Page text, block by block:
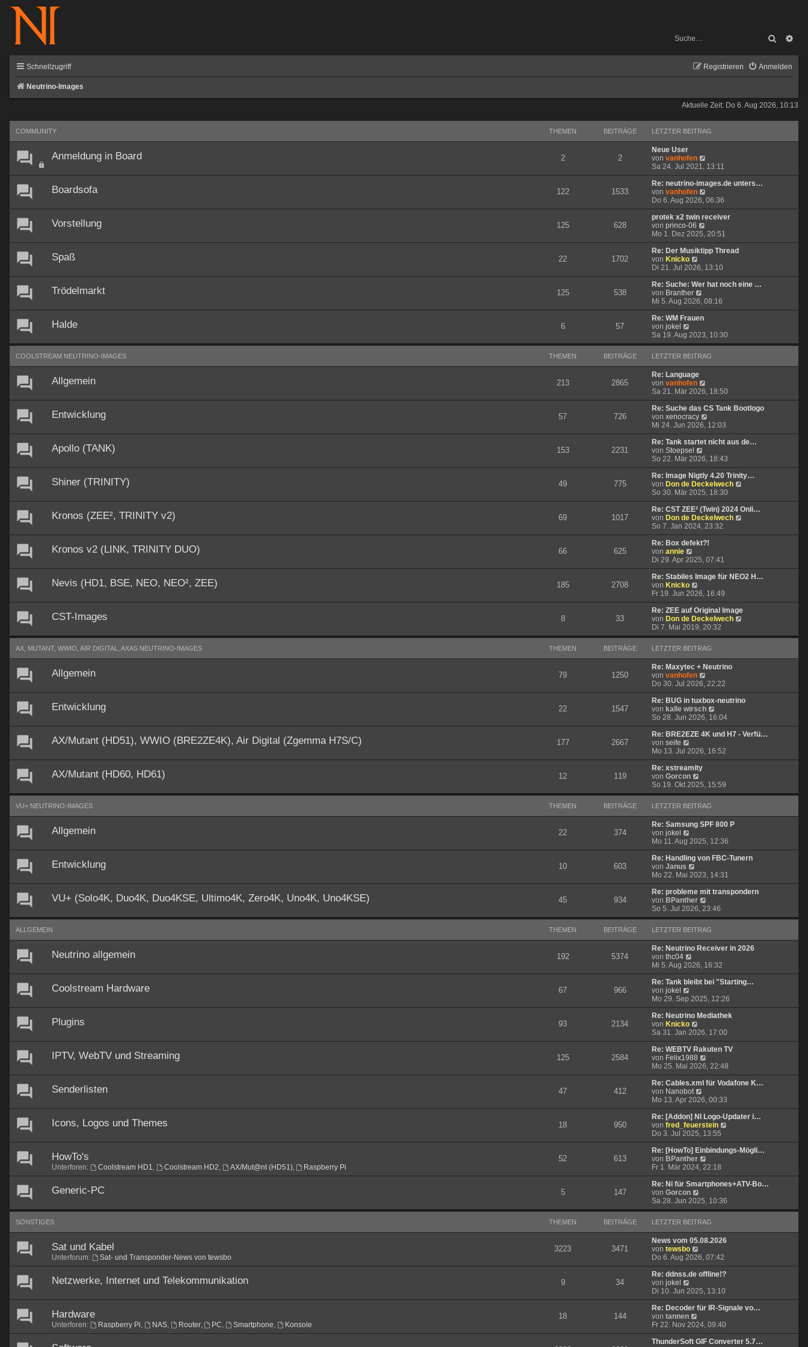
Suche
Schnellzugriff Anmelden
Registrieren
Neutrino-Images
Aktuelle Zeit: Do 6. Aug 2026, 10:13
COMMUNITY THEMEN BEITRÄGE LETZTER BEITRAG
Anmeldung in Board 2 2
Neue User
von vanhofen
e
u
e
t
e
r
e
i
t
a
g
Sa 24. Jul 2021, 13:11
Boardsofa 122 1533
Re: neutrino-images.de unters…
von vanhofen
e
u
e
t
e
r
e
i
t
a
g
Do 6. Aug 2026, 06:36
Vorstellung 125 628
protek x2 twin receiver
von princo-06
e
u
e
t
e
r
e
i
g
Mo 1. Dez 2025, 20:51
Spaß 22 1702
Re: Der Musiktipp Thread
von Knicko
e
u
e
s
t
e
r
e
i
r
a
g
Di 21. Jul 2026, 13:10
Trödelmarkt 125 538
Re: Suche: Wer hat noch eine …
von Branther
e
u
e
t
e
B
e
t
r
a
g
Mi 5. Aug 2026, 08:16
Halde 6 57
Re: WM Frauen
von jokel
e
u
s
t
e
r
B
e
i
t
r
a
g
Sa 19. Aug 2023, 10:30
COOLSTREAM NEUTRINO-IMAGES THEMEN BEITRÄGE LETZTER BEITRAG
Allgemein 213 2865
Re: Language
von vanhofen
e
u
e
s
e
r
e
i
t
r
a
g
Sa 21. Mär 2026, 18:50
Entwicklung 57 726
Re: Suche das CS Tank Bootlogo
von xenocracy
e
u
e
e
r
B
e
i
t
r
a
g
Mi 24. Jun 2026, 12:03
Apollo (TANK) 153 2231
Re: Tank startet nicht aus de…
von Stoepsel
e
u
e
s
t
e
r
B
e
i
t
a
g
So 22. Mär 2026, 18:43
Shiner (TRINITY) 49 775
Re: Image Nigtly 4.20 Trinity…
von Don de Deckelwech
u
e
e
i
t
g
So 30. Mär 2025, 18:30
Kronos (ZEE², TRINITY v2) 69 1017
Re: CST ZEE² (Twin) 2024 Onli…
von Don de Deckelwech
u
e
r
i
t
g
So 7. Jan 2024, 23:32
Kronos v2 (LINK, TRINITY DUO) 66 625
Re: Box defekt?!
von annie
e
u
e
s
t
e
r
B
e
i
r
a
g
Di 29. Apr 2025, 07:41
Nevis (HD1, BSE, NEO, NEO², ZEE) 185 2708
Re: Stabiles Image für NEO2 H…
von Knicko
e
u
e
s
t
e
B
e
i
t
r
a
g
Fr 19. Jun 2026, 16:49
CST-Images 8 33
Re: ZEE auf Original Image
von Don de Deckelwech
u
t
e
i
a
g
Di 7. Mai 2019, 20:32
AX, MUTANT, WWIO, AIR DIGITAL, AXAS NEUTRINO-IMAGES THEMEN BEITRÄGE LETZTER BEITRAG
Allgemein 79 1250
Re: Maxytec + Neutrino
von vanhofen
e
u
e
s
e
r
e
i
a
g
Do 30. Jul 2026, 22:22
Entwicklung 22 1547
Re: BUG in tuxbox-neutrino
von kalle wirsch
e
u
e
t
e
e
i
a
g
So 28. Jun 2026, 16:04
AX/Mutant (HD51), WWIO (BRE2ZE4K), Air Digital (Zgemma H7S/C) 177 2667
Re: BRE2EZE 4K und H7 - Verfü…
von seife
e
u
e
s
t
e
B
e
i
r
a
g
Mo 13. Jul 2026, 16:52
AX/Mutant (HD60, HD61) 12 119
Re: xstreamity
von Gorcon
e
u
s
t
e
B
e
i
r
a
g
So 19. Okt 2025, 15:59
VU+ NEUTRINO-IMAGES THEMEN BEITRÄGE LETZTER BEITRAG
Allgemein 22 374
Re: Samsung SPF 800 P
von jokel
e
u
e
s
t
e
r
B
e
i
r
a
g
Mo 11. Aug 2025, 12:36
Entwicklung 10 603
Re: Handling von FBC-Tunern
von Janus
e
u
e
s
t
e
B
e
i
r
a
g
Mo 22. Mai 2023, 14:31
VU+ (Solo4K, Duo4K, Duo4KSE, Ultimo4K, Zero4K, Uno4K, Uno4KSE) 45 934
Re: probleme mit transpondern
von BPanther
e
u
s
t
e
B
e
i
r
a
g
So 5. Jul 2026, 23:46
ALLGEMEIN THEMEN BEITRÄGE LETZTER BEITRAG
Neutrino allgemein 192 5374
Re: Neutrino Receiver in 2026
von thc04
e
u
e
t
e
r
B
e
i
t
r
a
g
Mi 5. Aug 2026, 16:32
Coolstream Hardware 67 966
Re: Tank bleibt bei "Starting…
von jokel
e
u
e
s
t
e
r
B
e
i
t
r
a
g
Mo 29. Sep 2025, 12:26
Plugins 93 2134
Re: Neutrino Mediathek
von Knicko
e
u
e
s
t
e
r
B
e
i
t
r
a
g
Sa 31. Jan 2026, 17:00
IPTV, WebTV und Streaming 125 2584
Re: WEBTV Rakuten TV
von Felix1988
e
u
e
e
r
B
e
i
t
a
g
Mo 25. Mai 2026, 22:48
Senderlisten 47 412
Re: Cables.xml für Vodafone K…
von Nanobot
e
u
e
s
t
e
r
B
e
i
t
a
g
Mo 13. Apr 2026, 00:33
Icons, Logos und Themes 18 950
Re: [Addon] NI Logo-Updater i…
von fred_feuerstein
u
e
e
r
i
a
Do 3. Jul 2025, 13:55
HowTo's
Unterforen: Coolstream HD1, Coolstream HD2, AX/Mut@nt (HD51), Raspberry Pi
52 613
Re: [HowTo] Einbindungs-Mögli…
von BPanther
e
u
e
e
B
e
i
r
a
g
Fr 1. Mär 2024, 22:18
Generic-PC 5 147
Re: Ni für Smartphones+ATV-Bo…
von Gorcon
e
u
s
t
e
B
e
i
r
a
g
Sa 28. Jun 2025, 10:36
SONSTIGES THEMEN BEITRÄGE LETZTER BEITRAG
Sat und Kabel
Unterforum: Sat- und Transponder-News von tewsbo
3223 3471
News vom 05.08.2026
von tewsbo
e
u
e
t
e
r
e
i
t
Do 6. Aug 2026, 07:42
Netzwerke, Internet und Telekommunikation 9 34
Re: ddnss.de offline!?
von jokel
e
u
e
s
t
e
r
Di 10. Jun 2025, 13:10
Hardware
Unterforen: Raspberry Pi, NAS, Router, PC, Smartphone, Konsole
18 144
Re: Decoder für IR-Signale vo…
von tannen
e
u
e
Fr 22. Nov 2024, 09:40
ThunderSoft GIF Converter 5.7…